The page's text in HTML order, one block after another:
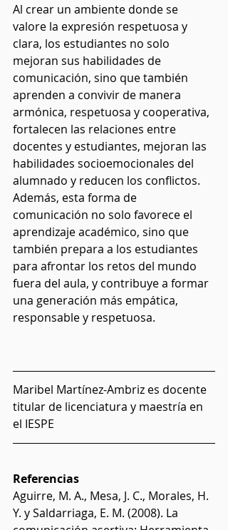
Al crear un ambiente donde se
valore la expresión respetuosa y
clara, los estudiantes no solo
mejoran sus habilidades de
comunicación, sino que también
aprenden a convivir de manera
armónica, respetuosa y cooperativa,
fortalecen las relaciones entre
docentes y estudiantes, mejoran las
habilidades socioemocionales del
alumnado y reducen los conflictos.
Además, esta forma de
comunicación no solo favorece el
aprendizaje académico, sino que
también prepara a los estudiantes
para afrontar los retos del mundo
fuera del aula, y contribuye a formar
una generación más empática,
responsable y respetuosa.
Maribel Martínez-Ambriz es docente
titular de licenciatura y maestría en
el IESPE
Referencias
Aguirre, M. A., Mesa, J. C., Morales, H.
Y. y Saldarriaga, E. M. (2008). La